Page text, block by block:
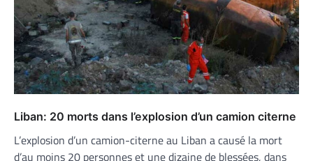
Liban: 20 morts dans l’explosion d’un camion citerne
L’explosion d’un camion-citerne au Liban a causé la mort
d’au moins 20 personnes et une dizaine de blessées, dans